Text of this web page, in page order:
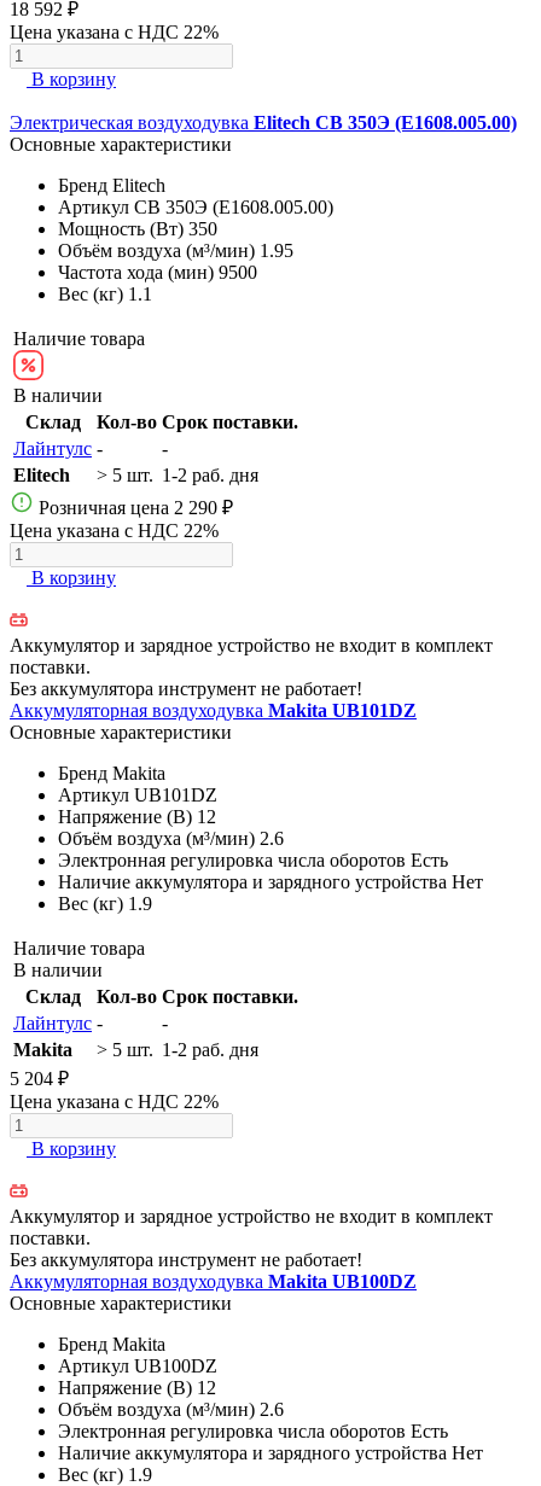
18 592 ₽
Цена указана с НДС 22%
В корзину
Электрическая воздуходувка Elitech СВ 350Э (E1608.005.00)
Основные характеристики
Бренд Elitech
Артикул СВ 350Э (E1608.005.00)
Мощность (Вт) 350
Объём воздуха (м³/мин) 1.95
Частота хода (мин) 9500
Вес (кг) 1.1
Наличие товара
В наличии
Склад
Кол-во Срок поставки.
Лайнтулс -
-
Elitech
> 5 шт. 1-2 раб. дня
Розничная цена 2 290 ₽
Цена указана с НДС 22%
В корзину
Аккумулятор и зарядное устройство не входит в комплект
поставки.
Без аккумулятора инструмент не работает!
Аккумуляторная воздуходувка Makita UB101DZ
Основные характеристики
Бренд Makita
Артикул UB101DZ
Напряжение (В) 12
Объём воздуха (м³/мин) 2.6
Электронная регулировка числа оборотов Есть
Наличие аккумулятора и зарядного устройства Нет
Вес (кг) 1.9
Наличие товара
В наличии
Склад
Кол-во Срок поставки.
Лайнтулс -
-
Makita
> 5 шт. 1-2 раб. дня
5 204 ₽
Цена указана с НДС 22%
В корзину
Аккумулятор и зарядное устройство не входит в комплект
поставки.
Без аккумулятора инструмент не работает!
Аккумуляторная воздуходувка Makita UB100DZ
Основные характеристики
Бренд Makita
Артикул UB100DZ
Напряжение (В) 12
Объём воздуха (м³/мин) 2.6
Электронная регулировка числа оборотов Есть
Наличие аккумулятора и зарядного устройства Нет
Вес (кг) 1.9